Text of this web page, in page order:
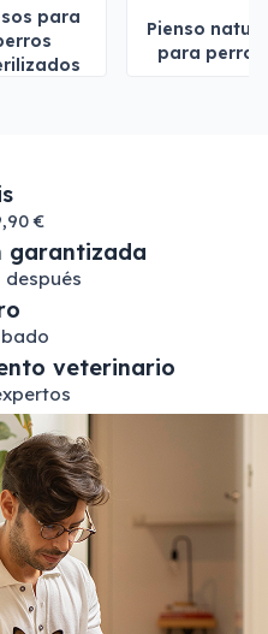
para
Pienso
para perros
€
garantizada
después
veterinario